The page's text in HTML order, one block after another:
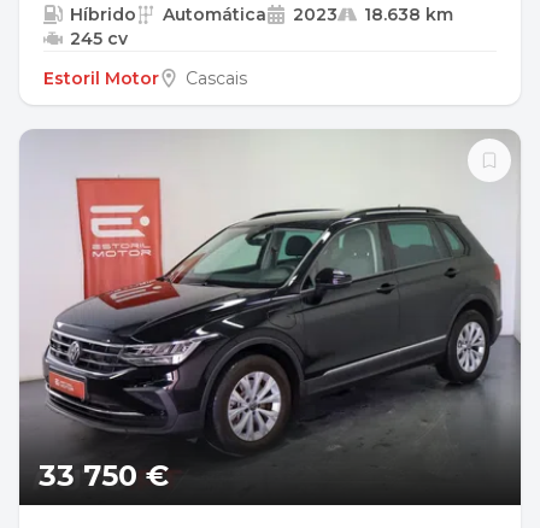
Híbrido Automática 2023
18.638 km
245 cv
Estoril Motor
Cascais
33 750 €